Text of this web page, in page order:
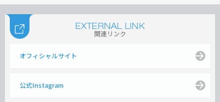
関連リンク
オフィシャルサイト
公式Instagram